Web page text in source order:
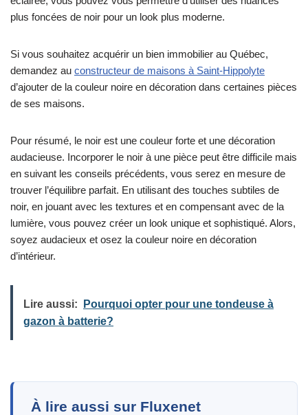
plus foncées de noir pour un look plus moderne.
Si vous souhaitez acquérir un bien immobilier au Québec,
demandez au constructeur de maisons à Saint-Hippolyte
d’ajouter de la couleur noire en décoration dans certaines pièces
de ses maisons.
Pour résumé, le noir est une couleur forte et une décoration
audacieuse. Incorporer le noir à une pièce peut être difficile mais
en suivant les conseils précédents, vous serez en mesure de
trouver l’équilibre parfait. En utilisant des touches subtiles de
noir, en jouant avec les textures et en compensant avec de la
lumière, vous pouvez créer un look unique et sophistiqué. Alors,
soyez audacieux et osez la couleur noire en décoration
d’intérieur.
Lire aussi:
Pourquoi opter pour une tondeuse à
gazon à batterie?
À lire aussi sur Fluxenet